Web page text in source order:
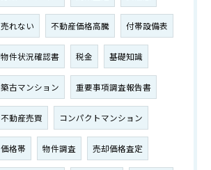
売れない 不動産価格高騰 付帯設備表
物件状況確認書 税金 基礎知識
築古マンション 重要事項調査報告書
不動産売買 コンパクトマンション
価格帯 物件調査 売却価格査定